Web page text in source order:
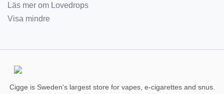
Läs mer om Lovedrops
Visa mindre
Cigge is Sweden's largest store for vapes, e-cigarettes and snus.